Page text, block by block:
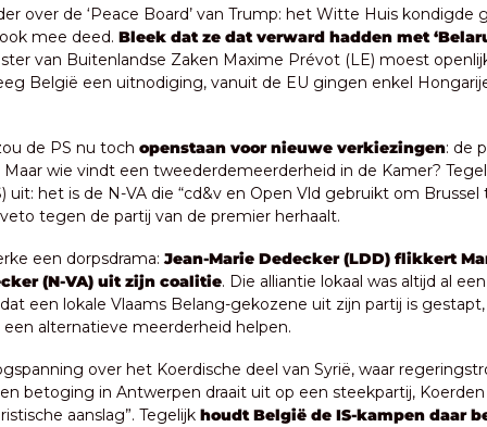
over de ‘Peace Board’ van Trump: het Witte Huis kondigde
mee deed. Bleek dat ze dat verward hadden met
van Buitenlandse Zaken Maxime Prévot (LE) moest
België een uitnodiging, vanuit de EU gingen enkel
de PS nu toch openstaan voor nieuwe verkiezingen: de
wie vindt een tweederdemeerderheid in de Kamer?
uit: het is de N-VA die “cd&v en Open Vld gebruikt om Brussel
tegen de partij van de premier herhaalt.
een dorpsdrama: Jean-Marie Dedecker (LDD) flikkert
(N-VA) uit zijn coalitie. Die alliantie lokaal was altijd al
een lokale Vlaams Belang-gekozene uit zijn partij is
alternatieve meerderheid helpen.
over het Koerdische deel van Syrië, waar
betoging in Antwerpen draait uit op een steekpartij,
aanslag”. Tegelijk houdt België de IS-kampen daar